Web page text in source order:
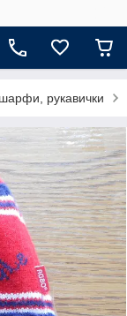
рукавички